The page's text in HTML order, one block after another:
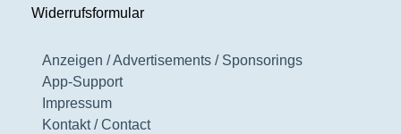
Widerrufsformular
Anzeigen / Advertisements / Sponsorings
App-Support
Impressum
Kontakt / Contact